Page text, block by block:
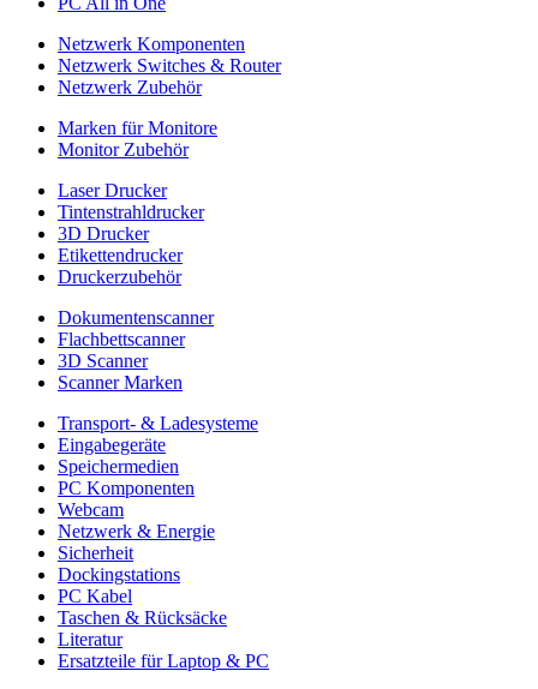
Netzwerk Komponenten
Netzwerk Switches & Router
Netzwerk Zubehör
Marken für Monitore
Monitor Zubehör
Laser Drucker
Tintenstrahldrucker
3D Drucker
Etikettendrucker
Druckerzubehör
Dokumentenscanner
Flachbettscanner
3D Scanner
Scanner Marken
Transport- & Ladesysteme
Eingabegeräte
Speichermedien
PC Komponenten
Webcam
Netzwerk & Energie
Sicherheit
Dockingstations
PC Kabel
Taschen & Rücksäcke
Literatur
Ersatzteile für Laptop & PC